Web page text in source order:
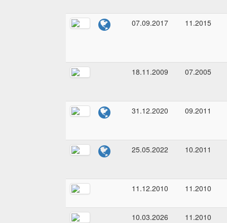
07.09.2017 11.2015
18.11.2009 07.2005
31.12.2020 09.2011
25.05.2022 10.2011
11.12.2010 11.2010
10.03.2026 11.2010